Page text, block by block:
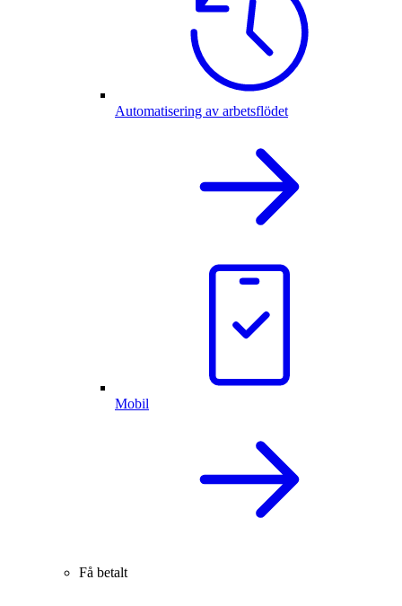
Automatisering av arbetsflödet
Mobil
Få betalt